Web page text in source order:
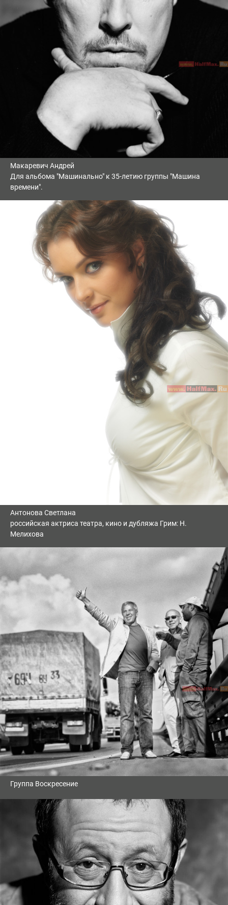
Макаревич Андрей
Для альбома "Машинально" к 35-летию группы "Машина
времени".
Антонова Светлана
российская актриса театра, кино и дубляжа Грим: Н.
Мелихова
Группа Воскресение